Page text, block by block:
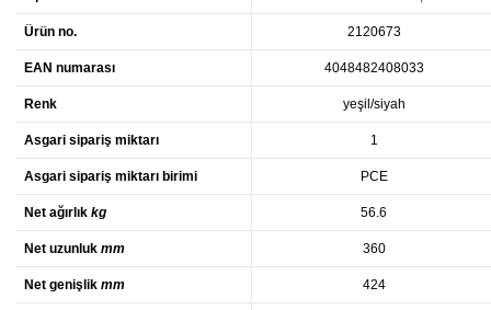
Ürün no. 2120673
EAN numarası 4048482408033
Renk yeşil/siyah
Asgari sipariş miktarı 1
Asgari sipariş miktarı birimi PCE
Net ağırlık kg 56.6
Net uzunluk mm 360
Net genişlik mm 424